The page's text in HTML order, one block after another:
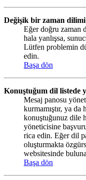
Değişik bir zaman dilimi
Eğer doğru zaman
hala yanlışsa,
Lütfen problemin
edin.
Başa dön
Konuştuğum dil listede
Mesaj panosu
kurmamıştır, ya da
konuştuğunuz dile
yöneticisine
rica edin. Eğer dil
oluşturmakta
websitesinde
Başa dön